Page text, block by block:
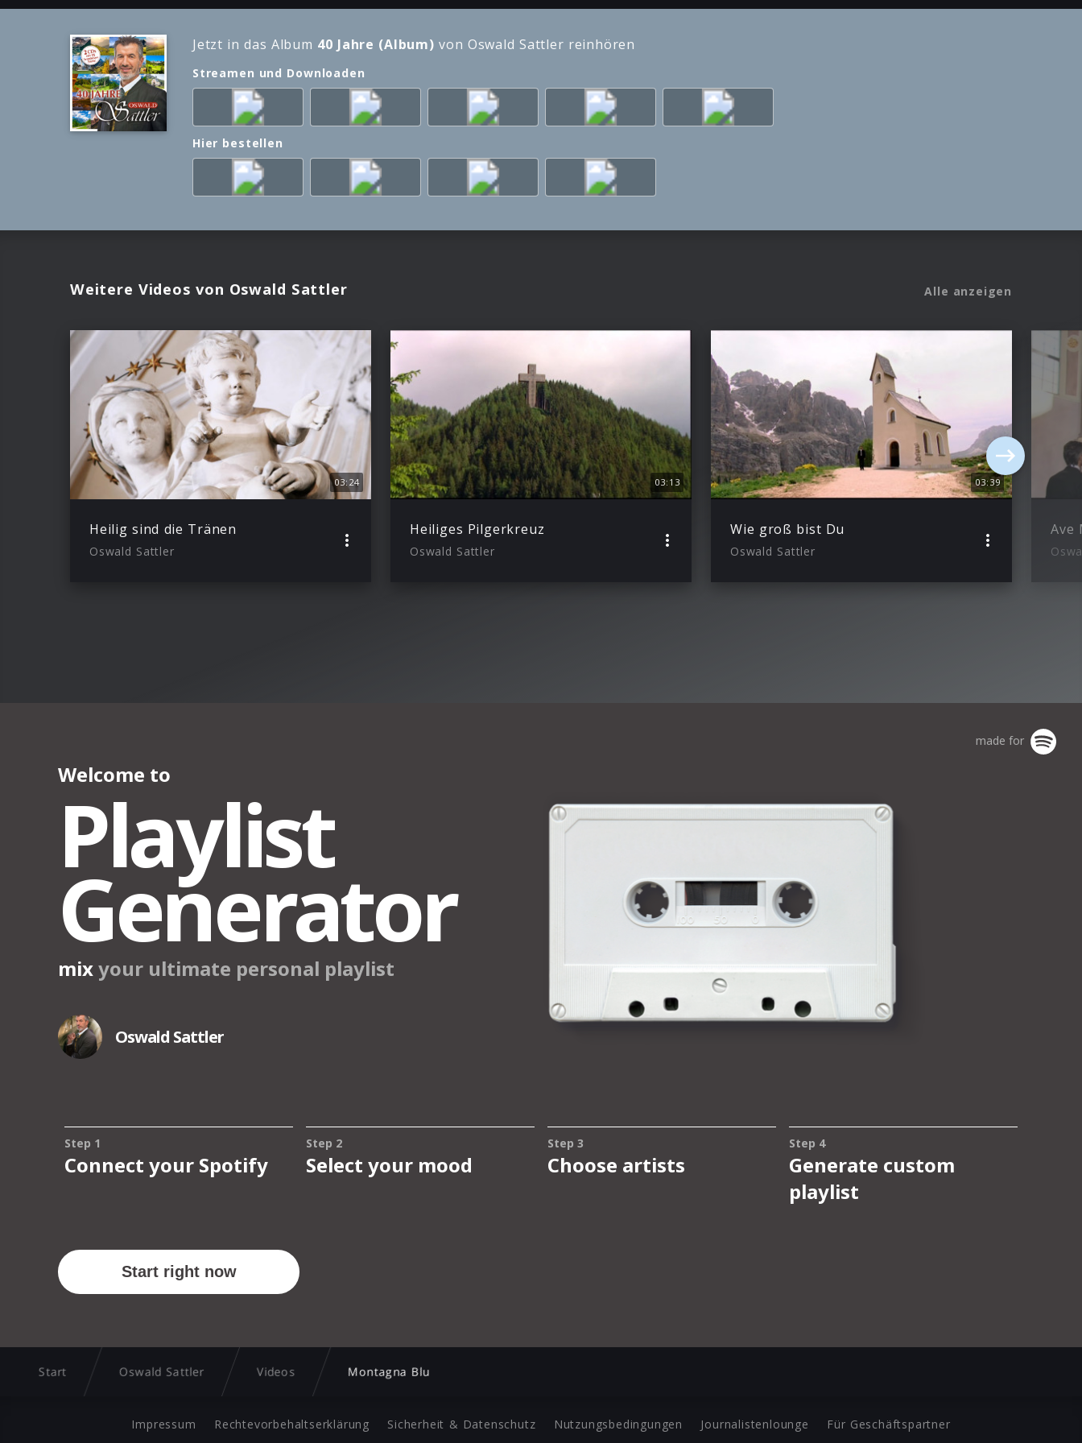
Jetzt in das Album 40 Jahre (Album) von Oswald Sattler reinhören
Streamen und Downloaden
Hier bestellen
Weitere Videos von Oswald Sattler Alle anzeigen
03:24
Heilig sind die Tränen
Oswald Sattler
03:13
Heiliges Pilgerkreuz
Oswald Sattler
03:39
Wie groß bist Du
Oswald Sattler
Ave
Start Oswald Sattler Videos Montagna Blu
Impressum Rechtevorbehaltserklärung Sicherheit & Datenschutz Nutzungsbedingungen Journalistenlounge Für Geschäftspartner